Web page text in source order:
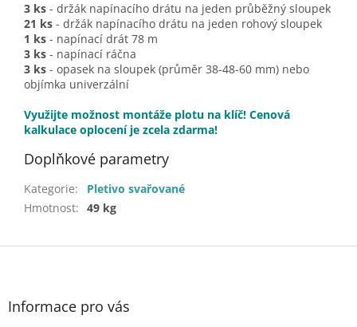
3 ks - držák napínacího drátu na jeden průběžný sloupek
21 ks - držák napínacího drátu na jeden rohový sloupek
1 ks - napínací drát 78 m
3 ks - napínací ráčna
3 ks - opasek na sloupek (průměr 38-48-60 mm) nebo
objímka univerzální
Využijte možnost montáže plotu na klíč! Cenová
kalkulace oplocení je zcela zdarma!
Doplňkové parametry
Kategorie:
Pletivo svařované
Hmotnost: 49 kg
Z
Informace pro vás